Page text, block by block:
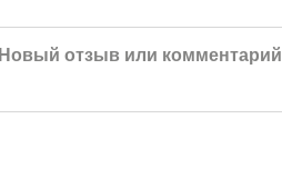
Новый отзыв или комментарий